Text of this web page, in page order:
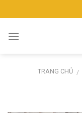
to
content
TRANG CHỦ /